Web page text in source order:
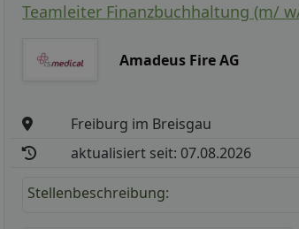
Teamleiter Finanzbuchhaltung (m/
Amadeus Fire AG
Freiburg im Breisgau
aktualisiert seit: 07.08.2026
Stellenbeschreibung: